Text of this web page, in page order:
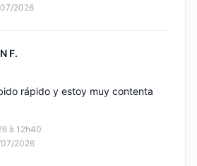
2026
F.
à 12h40
2026
rápido y estoy muy contenta